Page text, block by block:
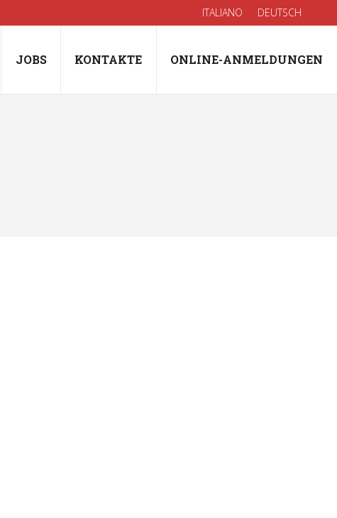
ITALIANO DEUTSCH
JOBS KONTAKTE ONLINE-ANMELDUNGEN